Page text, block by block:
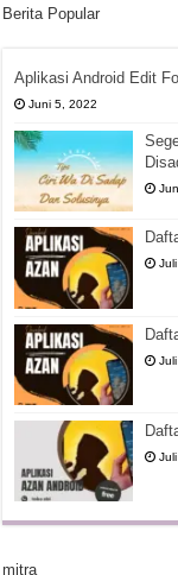
Berita Popular
Aplikasi Android Edit
Juni 5, 2022
mitra